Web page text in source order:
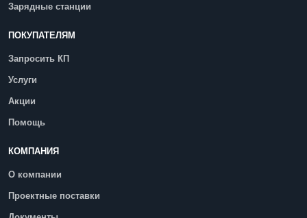
Зарядные станции
ПОКУПАТЕЛЯМ
Запросить КП
Услуги
Акции
Помощь
КОМПАНИЯ
О компании
Проектные поставки